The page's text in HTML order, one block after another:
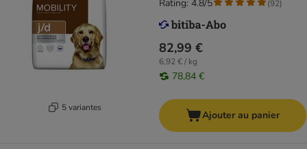
5 variantes
82,99 €
6,92 € / kg
78,84 €
Rating: 4.8/5 (92)
Ajouter au panier